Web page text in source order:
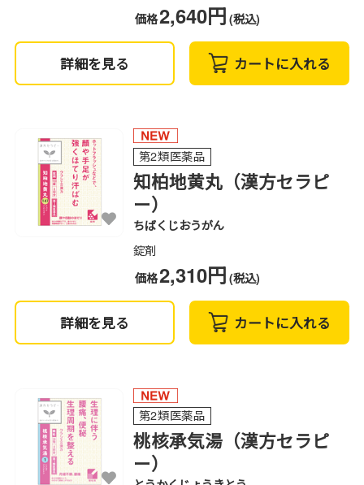
価格2,640円 (税込)
詳細を見る カートに入れる
第2類医薬品
知柏地黄丸（漢方セラピ
ー）
ちばくじおうがん
錠剤
価格2,310円 (税込)
詳細を見る カートに入れる
第2類医薬品
桃核承気湯（漢方セラピ
ー）